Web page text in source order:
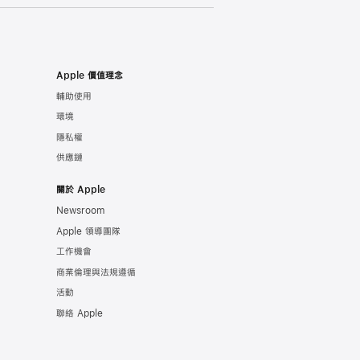
Apple 價值理念
輔助使用
環境
隱私權
供應鏈
關於 Apple
Newsroom
Apple 領導團隊
工作機會
商業倫理與法規遵循
活動
聯絡 Apple